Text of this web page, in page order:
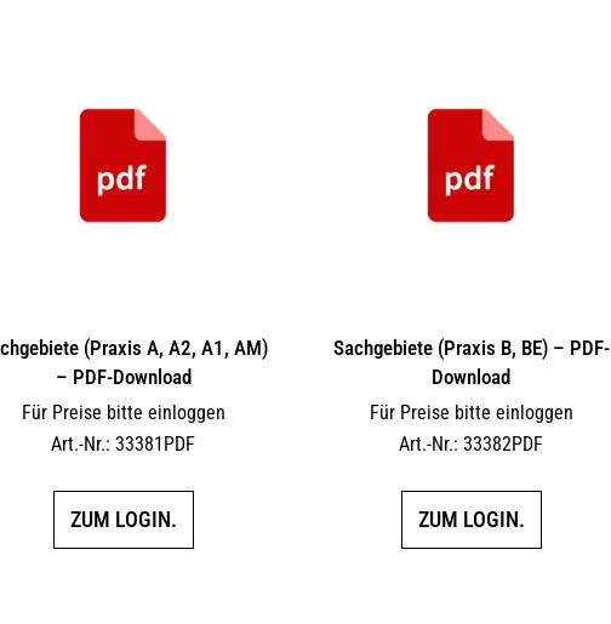
(Praxis A, A2, A1, AM)
– PDF-Download
Für Preise bitte einloggen
Art.-Nr.: 33381PDF
ZUM LOGIN.
Sachgebiete (Praxis B, BE) – PDF-
Download
Für Preise bitte einloggen
Art.-Nr.: 33382PDF
ZUM LOGIN.